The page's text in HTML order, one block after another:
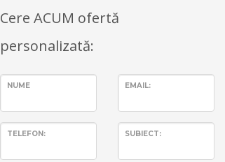
Cere ACUM ofertă
personalizată:
NUME EMAIL:
TELEFON: SUBIECT: